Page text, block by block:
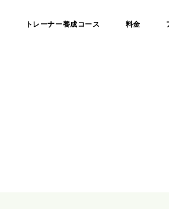
トレーナー養成コース 料金